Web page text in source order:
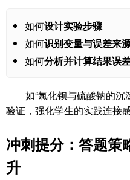
如何设计实验步骤
如何识别变量与误差来
如何分析并计算结果误
如“氯化钡与硫酸钠的沉
验证，强化学生的实践连接感
冲刺提分：答题策
升